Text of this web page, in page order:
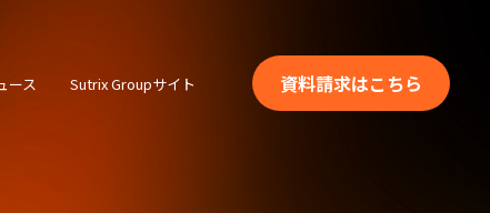
ース Sutrix Groupサイト 資料請求はこちら